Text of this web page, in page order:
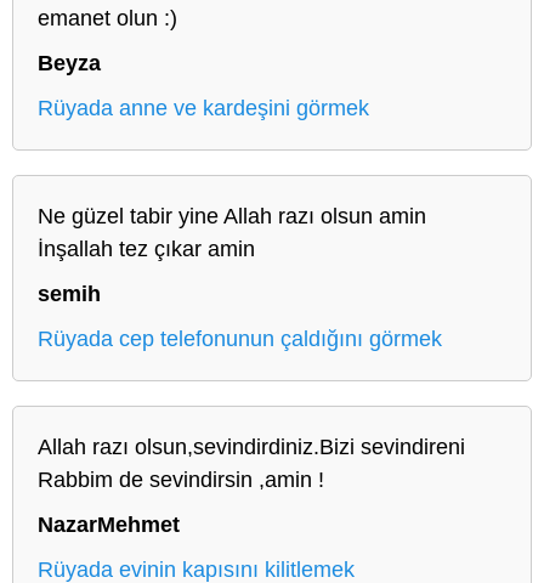
emanet olun :)
Beyza
Rüyada anne ve kardeşini görmek
Ne güzel tabir yine Allah razı olsun amin
İnşallah tez çıkar amin
semih
Rüyada cep telefonunun çaldığını görmek
Allah razı olsun,sevindirdiniz.Bizi sevindireni
Rabbim de sevindirsin ,amin !
NazarMehmet
Rüyada evinin kapısını kilitlemek